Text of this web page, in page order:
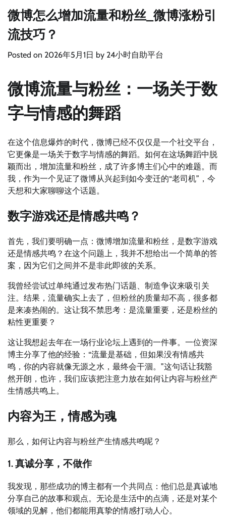
微博怎么增加流量和粉丝_微博涨粉引
流技巧？
Posted on 2026年5月1日 by 24小时自助平台
微博流量与粉丝：一场关于数
字与情感的舞蹈
在这个信息爆炸的时代，微博已经不仅仅是一个社交平台，
它更像是一场关于数字与情感的舞蹈。如何在这场舞蹈中脱
颖而出，增加流量和粉丝，成了许多博主们心中的难题。而
我，作为一个见证了微博从兴起到如今变迁的“老司机”，今
天想和大家聊聊这个话题。
数字游戏还是情感共鸣？
首先，我们要明确一点：微博增加流量和粉丝，是数字游戏
还是情感共鸣？在这个问题上，我并不想给出一个简单的答
案，因为它们之间并不是非此即彼的关系。
我曾经尝试过单纯通过发布热门话题、制造争议来吸引关
注。结果，流量确实上去了，但粉丝的质量却不高，很多都
是来凑热闹的。这让我不禁思考：是流量重要，还是粉丝的
粘性更重要？
这让我想起去年在一场行业论坛上遇到的一件事。一位资深
博主分享了他的经验：“流量是基础，但如果没有情感共
鸣，你的内容就像无源之水，最终会干涸。”这句话让我豁
然开朗，也许，我们应该把注意力放在如何让内容与粉丝产
生情感共鸣上。
内容为王，情感为魂
那么，如何让内容与粉丝产生情感共鸣呢？
1. 真诚分享，不做作
我发现，那些成功的博主都有一个共同点：他们总是真诚地
分享自己的故事和观点。无论是生活中的点滴，还是对某个
领域的见解，他们都能用真挚的情感打动人心。